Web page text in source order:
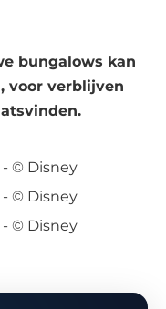
bungalows kan
voor verblijven